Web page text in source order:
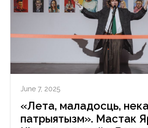
June 7, 2025
«Лета, маладосць,
патрыятызм». Мастак